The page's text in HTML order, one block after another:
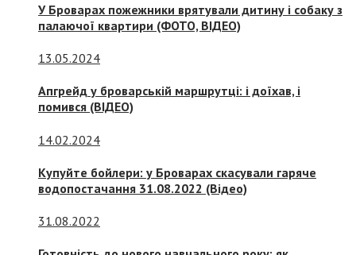
У Броварах пожежники врятували дитину і собаку з
палаючої квартири (ФОТО, ВІДЕО)
13.05.2024
Апгрейд у броварській маршрутці: і доїхав, і
помився (ВІДЕО)
14.02.2024
Купуйте бойлери: у Броварах скасували гаряче
водопостачання 31.08.2022 (Відео)
31.08.2022